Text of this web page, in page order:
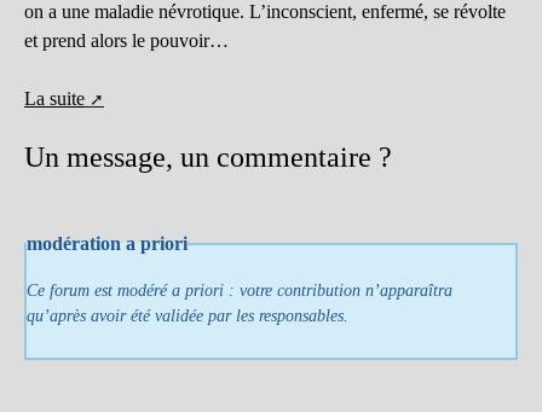
on a une maladie névrotique. L’inconscient, enfermé, se révolte
et prend alors le pouvoir…
La suite
Un message, un commentaire ?
modération a priori
Ce forum est modéré a priori : votre contribution n’apparaîtra
qu’après avoir été validée par les responsables.